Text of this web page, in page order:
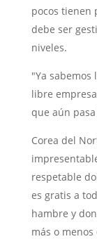
pocos tienen
debe ser
niveles.
"Ya sabemos
libre
que aún
Corea del
respetable
es gratis a
hambre y
más o